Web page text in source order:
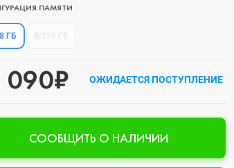
ПАМЯТИ
ГБ
090₽ ОЖИДАЕТСЯ ПОСТУПЛЕНИЕ
CООБЩИТЬ О НАЛИЧИИ